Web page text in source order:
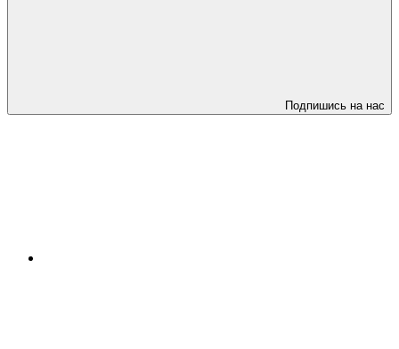
Подпишись на нас